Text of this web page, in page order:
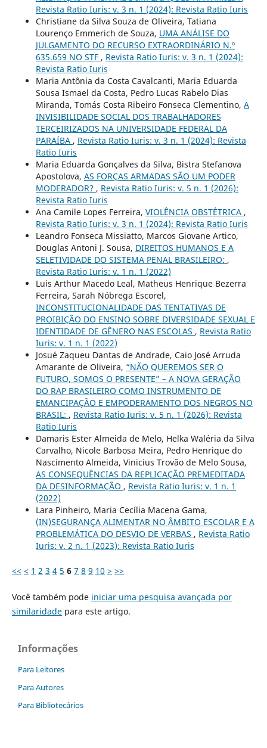
Revista Ratio Iuris: v. 3 n. 1 (2024): Revista Ratio Iuris
Christiane da Silva Souza de Oliveira, Tatiana
Lourenço Emmerich de Souza, UMA ANÁLISE DO
JULGAMENTO DO RECURSO EXTRAORDINÁRIO N.º
635.659 NO STF , Revista Ratio Iuris: v. 3 n. 1 (2024):
Revista Ratio Iuris
Maria Antônia da Costa Cavalcanti, Maria Eduarda
Sousa Ismael da Costa, Pedro Lucas Rabelo Dias
Miranda, Tomás Costa Ribeiro Fonseca Clementino, A
INVISIBILIDADE SOCIAL DOS TRABALHADORES
TERCEIRIZADOS NA UNIVERSIDADE FEDERAL DA
PARAÍBA , Revista Ratio Iuris: v. 3 n. 1 (2024): Revista
Ratio Iuris
Maria Eduarda Gonçalves da Silva, Bistra Stefanova
Apostolova, AS FORÇAS ARMADAS SÃO UM PODER
MODERADOR? , Revista Ratio Iuris: v. 5 n. 1 (2026):
Revista Ratio Iuris
Ana Camile Lopes Ferreira, VIOLÊNCIA OBSTÉTRICA ,
Revista Ratio Iuris: v. 3 n. 1 (2024): Revista Ratio Iuris
Leandro Fonseca Missiatto, Marcos Giovane Artico,
Douglas Antoni J. Sousa, DIREITOS HUMANOS E A
SELETIVIDADE DO SISTEMA PENAL BRASILEIRO: ,
Revista Ratio Iuris: v. 1 n. 1 (2022)
Luis Arthur Macedo Leal, Matheus Henrique Bezerra
Ferreira, Sarah Nóbrega Escorel,
INCONSTITUCIONALIDADE DAS TENTATIVAS DE
PROIBIÇÃO DO ENSINO SOBRE DIVERSIDADE SEXUAL E
IDENTIDADE DE GÊNERO NAS ESCOLAS , Revista Ratio
Iuris: v. 1 n. 1 (2022)
Josué Zaqueu Dantas de Andrade, Caio José Arruda
Amarante de Oliveira, “NÃO QUEREMOS SER O
FUTURO, SOMOS O PRESENTE” – A NOVA GERAÇÃO
DO RAP BRASILEIRO COMO INSTRUMENTO DE
EMANCIPAÇÃO E EMPODERAMENTO DOS NEGROS NO
BRASIL: , Revista Ratio Iuris: v. 5 n. 1 (2026): Revista
Ratio Iuris
Damaris Ester Almeida de Melo, Helka Waléria da Silva
Carvalho, Nicole Barbosa Meira, Pedro Henrique do
Nascimento Almeida, Vinicius Trovão de Melo Sousa,
AS CONSEQUÊNCIAS DA REPLICAÇÃO PREMEDITADA
DA DESINFORMAÇÃO , Revista Ratio Iuris: v. 1 n. 1
(2022)
Lara Pinheiro, Maria Cecília Macena Gama,
(IN)SEGURANÇA ALIMENTAR NO ÂMBITO ESCOLAR E A
PROBLEMÁTICA DO DESVIO DE VERBAS , Revista Ratio
Iuris: v. 2 n. 1 (2023): Revista Ratio Iuris
<< < 1 2 3 4 5 6 7 8 9 10 > >>
Você também pode iniciar uma pesquisa avançada por
similaridadepara este artigo.
Informações
Para Leitores
Para Autores
Para Bibliotecários